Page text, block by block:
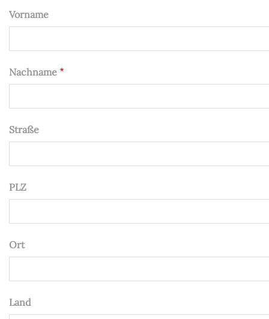
Vorname
Nachname
Straße
PLZ
Ort
Land